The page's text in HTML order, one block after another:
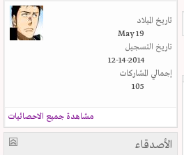
تاريخ الميلاد
May 19
تاريخ التسجيل
12-14-2014
إجمالي المشاركات
105
مشاهدة جميع الاحصائيات
الأصدقاء